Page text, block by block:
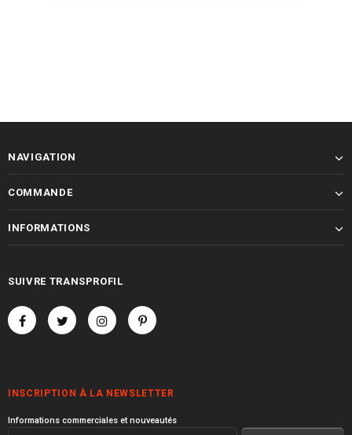
NAVIGATION
COMMANDE
INFORMATIONS
SUIVRE TRANSPROFIL
INSCRIPTION À LA NEWSLETTER
Informations commerciales et nouveautés